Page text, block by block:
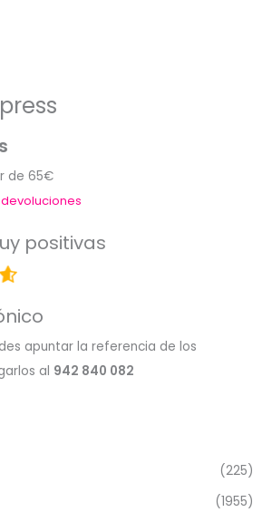
de 65€
positivas
apuntar la referencia de los
al 942 840 082
(225)
(1955)